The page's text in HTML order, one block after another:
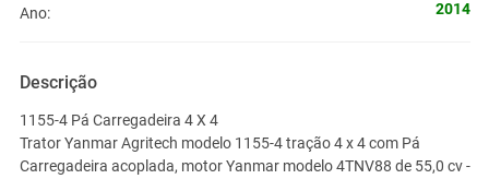
Ano: 2014
Descrição
1155-4 Pá Carregadeira 4 X 4
Trator Yanmar Agritech modelo 1155-4 tração 4 x 4 com Pá
Carregadeira acoplada, motor Yanmar modelo 4TNV88 de 55,0 cv -